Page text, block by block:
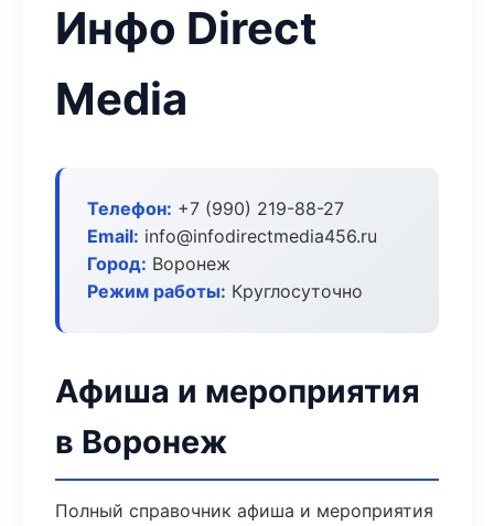
Инфо Direct
Media
Телефон: +7 (990) 219-88-27
Email: info@infodirectmedia456.ru
Город: Воронеж
Режим работы: Круглосуточно
Афиша и мероприятия
в Воронеж
Полный справочник афиша и мероприятия